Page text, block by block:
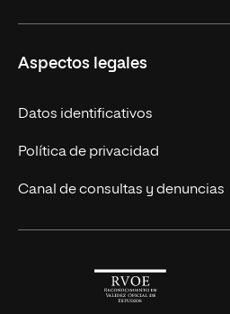
Másteres Europeos
Cursos Europeos
Títulos Americanos
Alianza Newman
Nuestros alumnos
Únete a nosotros
Actualidad
Solicita información
Aspectos legales
Datos identificativos
Política de privacidad
Canal de consultas y denuncias